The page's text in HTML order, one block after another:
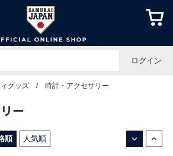
侍ジャパ
ログイン
グッズ / 時計・アクセサリー
ー
順 人気順